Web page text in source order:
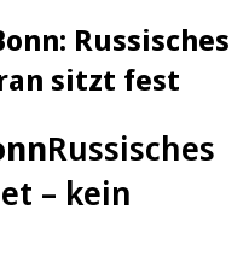
Russisches
sitzt fest
Russisches
– kein